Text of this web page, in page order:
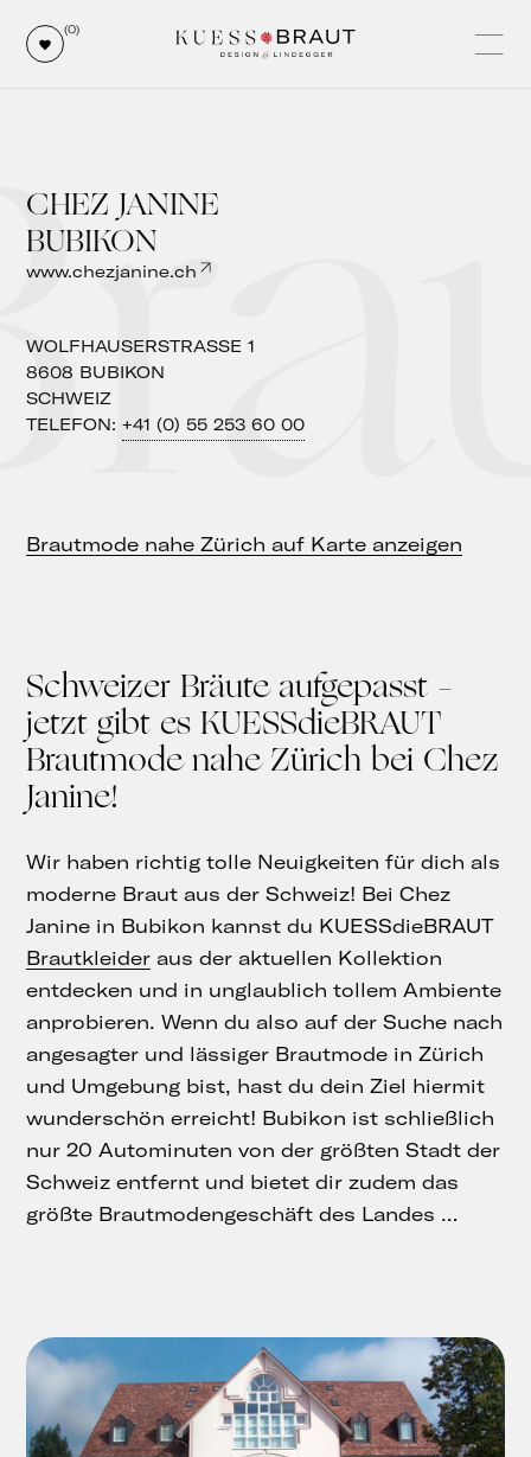
(0)
www.chezjanine.ch
CHEZ JANINE
BUBIKON
WOLFHAUSERSTRASSE 1
8608 BUBIKON
SCHWEIZ
TELEFON:+41 (0) 55 253 60 00
Brautmode nahe Zürich auf Karte anzeigen
Schweizer Bräute aufgepasst –
jetzt gibt es KUESSdieBRAUT
Brautmode nahe Zürich bei Chez
Janine!
Wir haben richtig tolle Neuigkeiten für dich als
moderne Braut aus der Schweiz! Bei Chez
Janine in Bubikon kannst du KUESSdieBRAUT
Brautkleider aus der aktuellen Kollektion
entdecken und in unglaublich tollem Ambiente
anprobieren. Wenn du also auf der Suche nach
angesagter und lässiger Brautmode in Zürich
und Umgebung bist, hast du dein Ziel hiermit
wunderschön erreicht! Bubikon ist schließlich
nur 20 Autominuten von der größten Stadt der
Schweiz entfernt und bietet dir zudem das
größte Brautmodengeschäft des Landes …